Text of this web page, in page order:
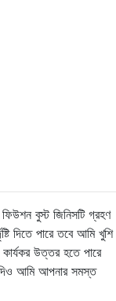
বুস্ট জিনিসটি গ্রহণ
দিতে পারে তবে আমি খুশি
উত্তর হতে পারে
আমি আপনার সমস্ত